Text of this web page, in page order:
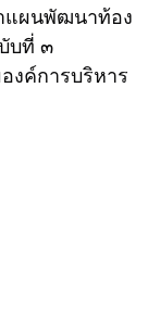
บที่ ๓
ค์การบริหาร